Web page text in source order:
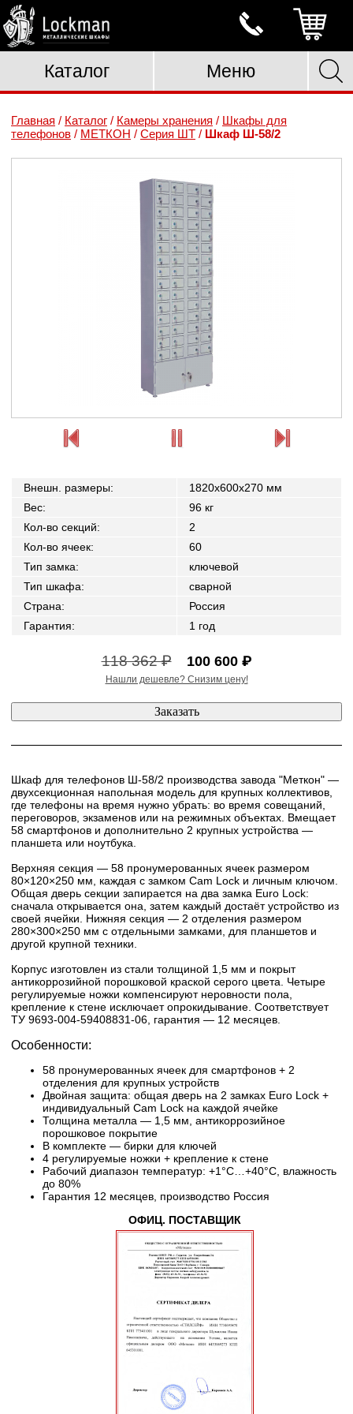
Каталог Меню
Главная / Каталог / Камеры хранения / Шкафы для
телефонов / МЕТКОН / Серия ШТ / Шкаф Ш-58/2
Внешн. размеры:
1820x600x270 мм
Вес:
96 кг
Кол-во секций:
2
Кол-во ячеек:
60
Тип замка:
ключевой
Тип шкафа:
сварной
Страна:
Россия
Гарантия: 1 год
118 362 ₽ 100 600 ₽
Нашли дешевле? Снизим цену!
Шкаф для телефонов Ш-58/2 производства завода "Меткон" —
двухсекционная напольная модель для крупных коллективов,
где телефоны на время нужно убрать: во время совещаний,
переговоров, экзаменов или на режимных объектах. Вмещает
58 смартфонов и дополнительно 2 крупных устройства —
планшета или ноутбука.
Верхняя секция — 58 пронумерованных ячеек размером
80×120×250 мм, каждая с замком Cam Lock и личным ключом.
Общая дверь секции запирается на два замка Euro Lock:
сначала открывается она, затем каждый достаёт устройство из
своей ячейки. Нижняя секция — 2 отделения размером
280×300×250 мм с отдельными замками, для планшетов и
другой крупной техники.
Корпус изготовлен из стали толщиной 1,5 мм и покрыт
антикоррозийной порошковой краской серого цвета. Четыре
регулируемые ножки компенсируют неровности пола,
крепление к стене исключает опрокидывание. Соответствует
ТУ 9693-004-59408831-06, гарантия — 12 месяцев.
Особенности:
58 пронумерованных ячеек для смартфонов + 2
отделения для крупных устройств
Двойная защита: общая дверь на 2 замках Euro Lock +
индивидуальный Cam Lock на каждой ячейке
Толщина металла — 1,5 мм, антикоррозийное
порошковое покрытие
В комплекте — бирки для ключей
4 регулируемые ножки + крепление к стене
Рабочий диапазон температур: +1°C…+40°C, влажность
до 80%
Гарантия 12 месяцев, производство Россия
ОФИЦ. ПОСТАВЩИК